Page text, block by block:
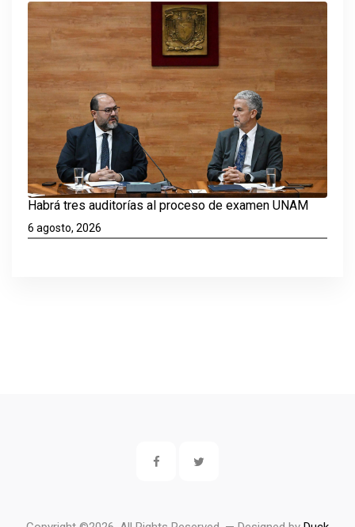
Habrá tres auditorías al proceso de examen UNAM
6 agosto, 2026